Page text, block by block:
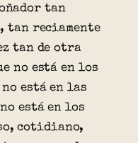
tan
tan reciamente
tan de otra
no está en los
no está en las
está en los
cotidiano,